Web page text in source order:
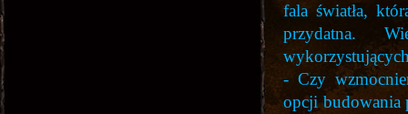
fala światła,
przydatna.
- Czy
opcji budowania